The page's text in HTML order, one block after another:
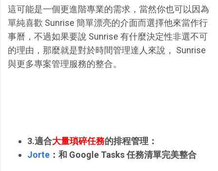
這可能是一個更進階專業的需求，當然你也可以因為
單純喜歡 Sunrise 簡單漂亮的介面而選擇他來當作行
事曆，不過如果要說 Sunrise 有什麼決定性非選不可
的理由，那麼就是對於時間管理達人來說， Sunrise
與更多專案管理服務的整合。
3.適合大量瑣碎任務的排程管理：
Jorte ：和 Google Tasks 任務清單完美整合